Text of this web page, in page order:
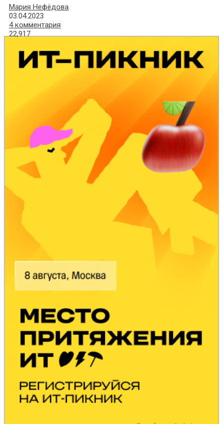
Мария Нефёдова
03.04.2023
4 комментария
22,917